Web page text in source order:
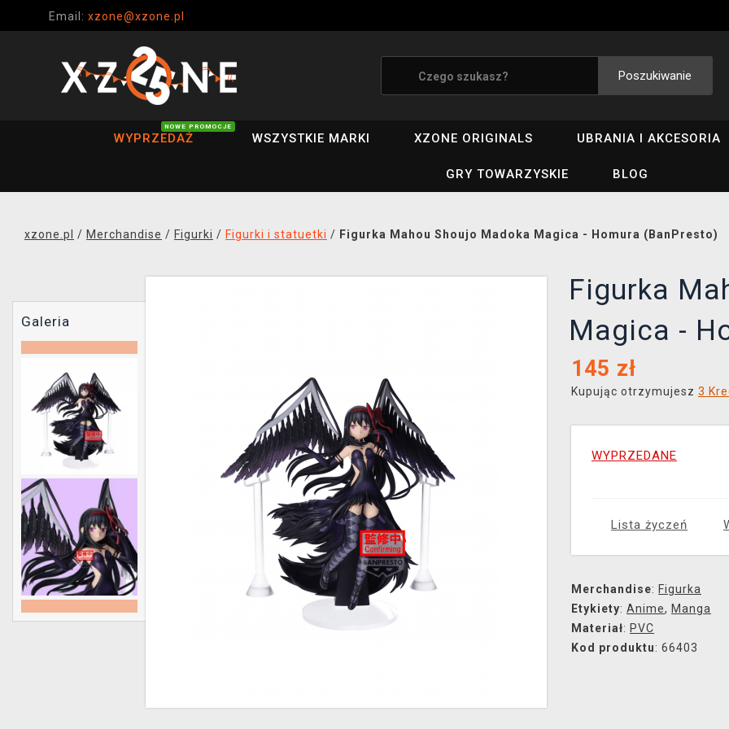
Email: xzone@xzone.pl
Poszukiwanie
WYPRZEDAŻ
NOWE PROMOCJE
WSZYSTKIE MARKI XZONE ORIGINALS UBRANIA I AKCESORIA
GRY TOWARZYSKIE BLOG
xzone.pl / Merchandise / Figurki / Figurki i statuetki / Figurka Mahou Shoujo Madoka Magica - Homura (BanPresto)
Galeria
Figurka
Magica -
145 zł
Kupując otrzymujesz 3
WYPRZEDANE
Lista życzeń
Merchandise: Figurka
Etykiety: Anime, Manga
Materiał: PVC
Kod produktu: 66403